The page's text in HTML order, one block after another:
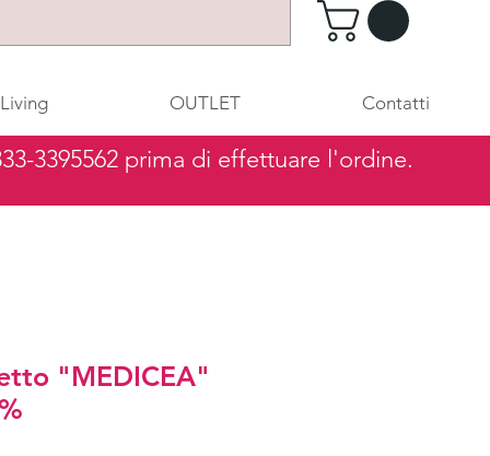
Living OUTLET Contatti
3395562 prima di effettuare l'ordine.
"MEDICEA"